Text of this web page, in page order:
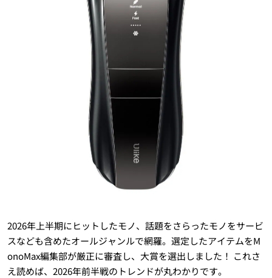
2026年上半期にヒットしたモノ、話題をさらったモノをサービ
スなども含めたオールジャンルで網羅。選定したアイテムをM
onoMax編集部が厳正に審査し、大賞を選出しました！ これさ
え読めば、2026年前半戦のトレンドが丸わかりです。